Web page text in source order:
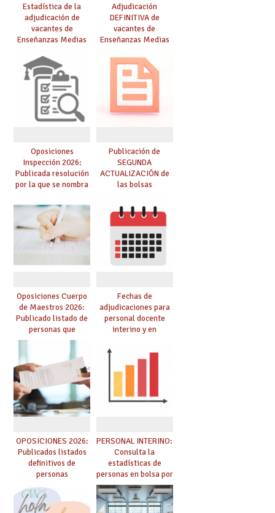
Estadística de la
adjudicación de
vacantes de
Enseñanzas Medias
Adjudicación
DEFINITIVA de
vacantes de
Enseñanzas Medias
Oposiciones
Inspección 2026:
Publicada resolución
por la que se nombra
prácticas, se regulan
dichas prácticas y se
convoca acto público
de adjudicación
Publicación de
SEGUNDA
ACTUALIZACIÓN de
las bolsas
Cuerpo de Maestros
de especialidades
convocadas a
oposición
Oposiciones Cuerpo
de Maestros 2026:
Publicado listado de
personas que
adquieren nueva
especialidad
Fechas de
adjudicaciones para
personal docente
interino y en
debes saber
OPOSICIONES 2026:
Publicados listados
definitivos de
personas
seleccionadas. ¿Qué
hacer ahora si he
obtenido plaza?
PERSONAL INTERINO:
Consulta la
estadísticas de
personas en bolsa por
cuerpo, especialidad
y tipo de bolsa para
el curso 26/27